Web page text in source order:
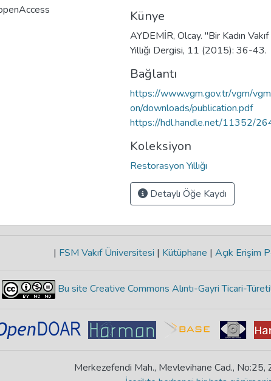
Künye
AYDEMİR, Olcay. "Bir Kadın
Yıllığı Dergisi, 11 (2015): 36-43.
Bağlantı
https://www.vgm.gov.tr/vgm/
on/downloads/publication.pdf
https://hdl.handle.net/11352/
Koleksiyon
Restorasyon Yıllığı
Detaylı Öğe Kaydı
| FSM Vakıf Üniversitesi | Kütüphane | Açık Erişim
Bu site Creative Commons Alıntı-Gayri Ticari-
Merkezefendi Mah., Mevlevihane Cad., No:25,